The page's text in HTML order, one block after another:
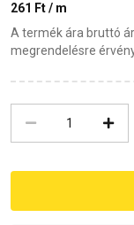
261 Ft / m
A termék ára bruttó
megrendelésre